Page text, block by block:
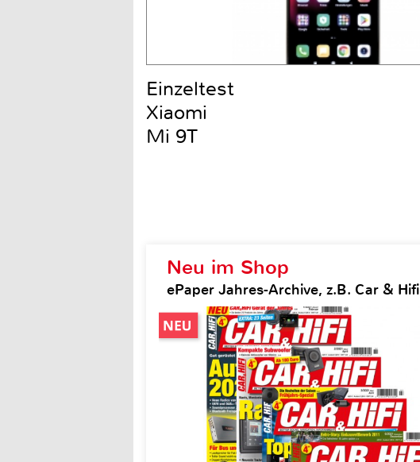
Neu im Shop
ePaper Jahres-Archive, z.B. Car & Hifi
Einzeltest
Xiaomi
Mi 9T